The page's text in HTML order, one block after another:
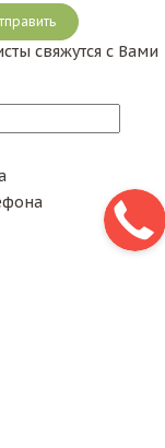
свяжутся с Вами